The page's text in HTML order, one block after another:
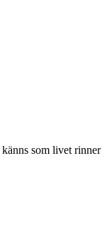
som livet rinner